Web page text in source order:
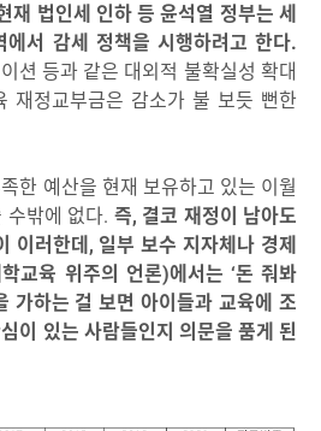
재 법인세 인하 등 윤석열 정부는 세
에서 감세 정책을 시행하려고 한다.
션 등과 같은 대외적 불확실성 확대
재정교부금은 감소가 불 보듯 뻔한
한 예산을 현재 보유하고 있는 이월
수밖에 없다. 즉, 결코 재정이 남아도
이러한데, 일부 보수 지자체나 경제
교육 위주의 언론)에서는 ‘돈 줘봐
가하는 걸 보면 아이들과 교육에 조
이 있는 사람들인지 의문을 품게 된